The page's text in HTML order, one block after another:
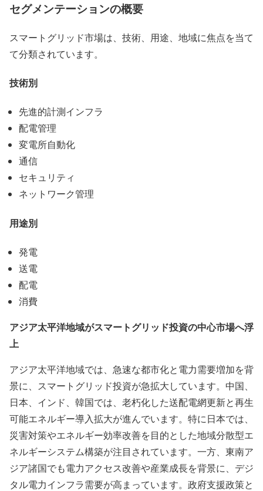
セグメンテーションの概要
スマートグリッド市場は、技術、用途、地域に焦点を当て
て分類されています。
技術別
先進的計測インフラ
配電管理
変電所自動化
通信
セキュリティ
ネットワーク管理
用途別
発電
送電
配電
消費
アジア太平洋地域がスマートグリッド投資の中心市場へ浮
上
アジア太平洋地域では、急速な都市化と電力需要増加を背
景に、スマートグリッド投資が急拡大しています。中国、
日本、インド、韓国では、老朽化した送配電網更新と再生
可能エネルギー導入拡大が進んでいます。特に日本では、
災害対策やエネルギー効率改善を目的とした地域分散型エ
ネルギーシステム構築が注目されています。一方、東南ア
ジア諸国でも電力アクセス改善や産業成長を背景に、デジ
タル電力インフラ需要が高まっています。政府支援政策と